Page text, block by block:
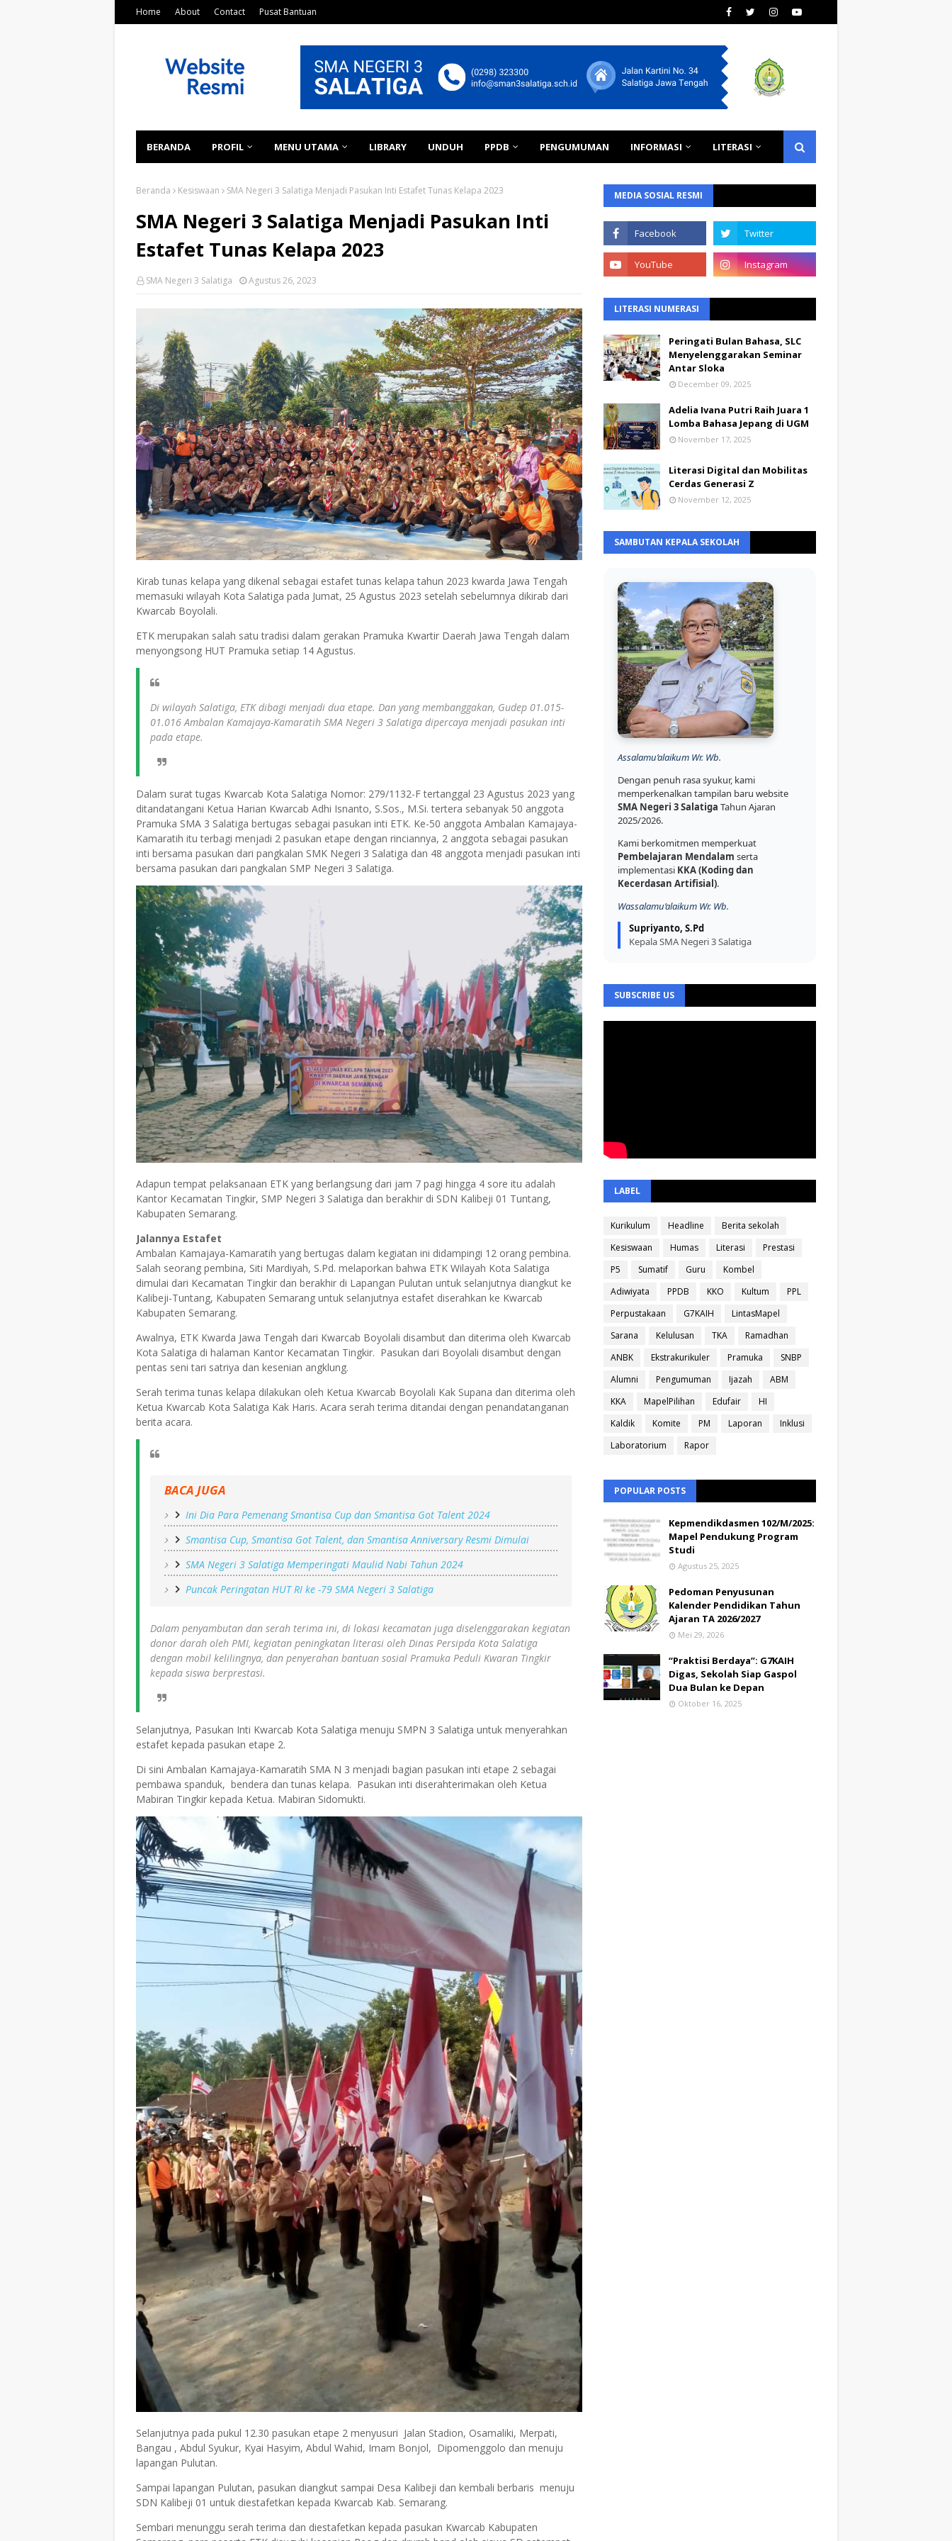
Home About Contact Pusat Bantuan
BERANDA PROFIL MENU UTAMA LIBRARY UNDUH PPDB PENGUMUMAN INFORMASI LITERASI
Beranda Kesiswaan SMA Negeri 3 Salatiga Menjadi Pasukan Inti Estafet Tunas Kelapa 2023
SMA Negeri 3 Salatiga Menjadi Pasukan Inti
Estafet Tunas Kelapa 2023
SMA Negeri 3 Salatiga Agustus 26, 2023
Kirab tunas kelapa yang dikenal sebagai estafet tunas kelapa tahun 2023 kwarda Jawa Tengah
memasuki wilayah Kota Salatiga pada Jumat, 25 Agustus 2023 setelah sebelumnya dikirab dari
Kwarcab Boyolali.
ETK merupakan salah satu tradisi dalam gerakan Pramuka Kwartir Daerah Jawa Tengah dalam
menyongsong HUT Pramuka setiap 14 Agustus.
Di wilayah Salatiga, ETK dibagi menjadi dua etape. Dan yang membanggakan, Gudep 01.015-
01.016 Ambalan Kamajaya-Kamaratih SMA Negeri 3 Salatiga dipercaya menjadi pasukan inti
pada etape.
Dalam surat tugas Kwarcab Kota Salatiga Nomor: 279/1132-F tertanggal 23 Agustus 2023 yang
ditandatangani Ketua Harian Kwarcab Adhi Isnanto, S.Sos., M.Si. tertera sebanyak 50 anggota
Pramuka SMA 3 Salatiga bertugas sebagai pasukan inti ETK. Ke-50 anggota Ambalan Kamajaya-
Kamaratih itu terbagi menjadi 2 pasukan etape dengan rinciannya, 2 anggota sebagai pasukan
inti bersama pasukan dari pangkalan SMK Negeri 3 Salatiga dan 48 anggota menjadi pasukan inti
bersama pasukan dari pangkalan SMP Negeri 3 Salatiga.
Adapun tempat pelaksanaan ETK yang berlangsung dari jam 7 pagi hingga 4 sore itu adalah
Kantor Kecamatan Tingkir, SMP Negeri 3 Salatiga dan berakhir di SDN Kalibeji 01 Tuntang,
Kabupaten Semarang.
Jalannya Estafet
Ambalan Kamajaya-Kamaratih yang bertugas dalam kegiatan ini didampingi 12 orang pembina.
Salah seorang pembina, Siti Mardiyah, S.Pd. melaporkan bahwa ETK Wilayah Kota Salatiga
dimulai dari Kecamatan Tingkir dan berakhir di Lapangan Pulutan untuk selanjutnya diangkut ke
Kalibeji-Tuntang, Kabupaten Semarang untuk selanjutnya estafet diserahkan ke Kwarcab
Kabupaten Semarang.
Awalnya, ETK Kwarda Jawa Tengah dari Kwarcab Boyolali disambut dan diterima oleh Kwarcab
Kota Salatiga di halaman Kantor Kecamatan Tingkir. Pasukan dari Boyolali disambut dengan
pentas seni tari satriya dan kesenian angklung.
Serah terima tunas kelapa dilakukan oleh Ketua Kwarcab Boyolali Kak Supana dan diterima oleh
Ketua Kwarcab Kota Salatiga Kak Haris. Acara serah terima ditandai dengan penandatanganan
berita acara.
BACA JUGA
Ini Dia Para Pemenang Smantisa Cup dan Smantisa Got Talent 2024
Smantisa Cup, Smantisa Got Talent, dan Smantisa Anniversary Resmi Dimulai
SMA Negeri 3 Salatiga Memperingati Maulid Nabi Tahun 2024
Puncak Peringatan HUT RI ke -79 SMA Negeri 3 Salatiga
Dalam penyambutan dan serah terima ini, di lokasi kecamatan juga diselenggarakan kegiatan
donor darah oleh PMI, kegiatan peningkatan literasi oleh Dinas Persipda Kota Salatiga
dengan mobil kelilingnya, dan penyerahan bantuan sosial Pramuka Peduli Kwaran Tingkir
kepada siswa berprestasi.
Selanjutnya, Pasukan Inti Kwarcab Kota Salatiga menuju SMPN 3 Salatiga untuk menyerahkan
estafet kepada pasukan etape 2.
Di sini Ambalan Kamajaya-Kamaratih SMA N 3 menjadi bagian pasukan inti etape 2 sebagai
pembawa spanduk, bendera dan tunas kelapa. Pasukan inti diserahterimakan oleh Ketua
Mabiran Tingkir kepada Ketua. Mabiran Sidomukti.
Selanjutnya pada pukul 12.30 pasukan etape 2 menyusuri Jalan Stadion, Osamaliki, Merpati,
Bangau , Abdul Syukur, Kyai Hasyim, Abdul Wahid, Imam Bonjol, Dipomenggolo dan menuju
lapangan Pulutan.
Sampai lapangan Pulutan, pasukan diangkut sampai Desa Kalibeji dan kembali berbaris menuju
SDN Kalibeji 01 untuk diestafetkan kepada Kwarcab Kab. Semarang.
Sembari menunggu serah terima dan diestafetkan kepada pasukan Kwarcab Kabupaten
MEDIA SOSIAL RESMI
LITERASI NUMERASI
Peringati Bulan Bahasa, SLC
Menyelenggarakan Seminar
Antar Sloka
December 09, 2025
Adelia Ivana Putri Raih Juara 1
Lomba Bahasa Jepang di UGM
November 17, 2025
Literasi Digital dan Mobilitas
Cerdas Generasi Z
November 12, 2025
SAMBUTAN KEPALA SEKOLAH
Assalamu’alaikum Wr. Wb.
Dengan penuh rasa syukur, kami
memperkenalkan tampilan baru website
SMA Negeri 3 Salatiga Tahun Ajaran
2025/2026.
Kami berkomitmen memperkuat
Pembelajaran Mendalam serta
implementasi KKA (Koding dan
Kecerdasan Artifisial).
Wassalamu’alaikum Wr. Wb.
Supriyanto, S.Pd
Kepala SMA Negeri 3 Salatiga
SUBSCRIBE US
LABEL
Kurikulum Headline
Berita sekolah
Kesiswaan
Humas Literasi
Prestasi
P5
Sumatif Guru
Kombel
Adiwiyata
PPDB KKO Kultum
PPL
Perpustakaan
G7KAIH
LintasMapel
Sarana
Kelulusan TKA
Ramadhan
ANBK
Ekstrakurikuler Pramuka
SNBP
Alumni
Pengumuman Ijazah
ABM
KKA
MapelPilihan Edufair
HI
Kaldik
Komite PM Laporan
Inklusi
Laboratorium
Rapor
POPULAR POSTS
Kepmendikdasmen 102/M/2025:
Mapel Pendukung Program
Studi
Agustus 25, 2025
Pedoman Penyusunan
Kalender Pendidikan Tahun
Ajaran TA 2026/2027
Mei 29, 2026
“Praktisi Berdaya”: G7KAIH
Digas, Sekolah Siap Gaspol
Dua Bulan ke Depan
Oktober 16, 2025